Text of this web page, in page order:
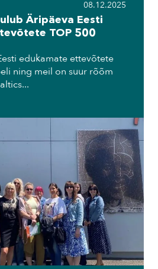
08.12.2025
Äripäeva Eesti
TOP 500
edukamate ettevõtete
ning meil on suur rõõm